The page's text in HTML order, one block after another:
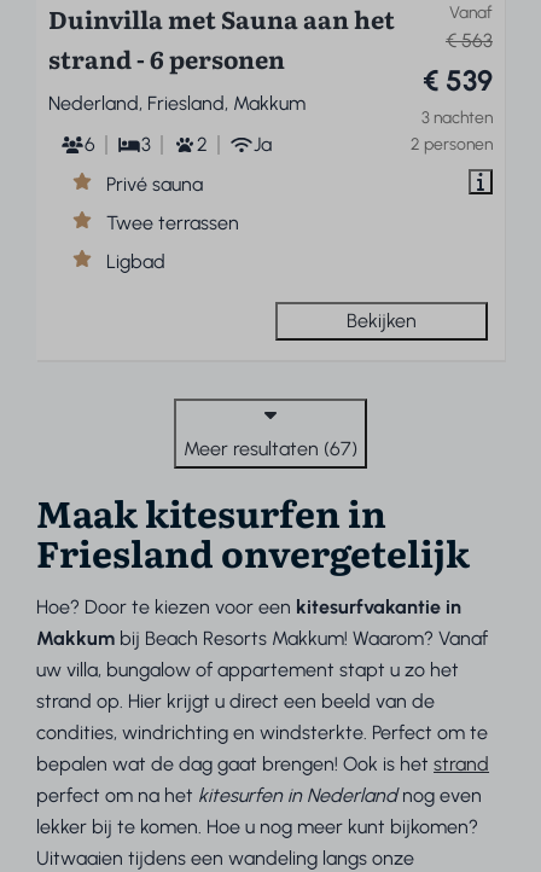
Vanaf
€ 563
€ 539
3 nachten
2 personen
Duinvilla met Sauna aan het
strand - 6 personen
Nederland, Friesland, Makkum
6
3 2
Ja
Privé sauna
Twee terrassen
Ligbad
Bekijken
Meer resultaten (67)
Maak kitesurfen in
Friesland onvergetelijk
Hoe? Door te kiezen voor een kitesurfvakantie in
Makkum bij Beach Resorts Makkum! Waarom? Vanaf
uw villa, bungalow of appartement stapt u zo het
strand op. Hier krijgt u direct een beeld van de
condities, windrichting en windsterkte. Perfect om te
bepalen wat de dag gaat brengen! Ook is hetstrand
perfect om na het kitesurfen in Nederlandnog even
lekker bij te komen. Hoe u nog meer kunt bijkomen?
Uitwaaien tijdens een wandeling langs onze